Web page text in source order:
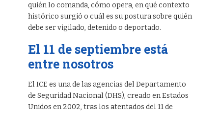
quién lo comanda, cómo opera, en qué contexto
histórico surgió o cuál es su postura sobre quién
debe ser vigilado, detenido o deportado.
El 11 de septiembre está
entre nosotros
El ICE es una de las agencias del Departamento
de Seguridad Nacional (DHS), creado en Estados
Unidos en 2002, tras los atentados del 11 de